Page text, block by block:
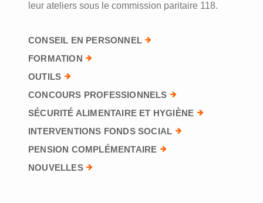
leur ateliers sous le commission paritaire 118.
CONSEIL EN PERSONNEL
FORMATION
OUTILS
CONCOURS PROFESSIONNELS
SÉCURITÉ ALIMENTAIRE ET HYGIÈNE
INTERVENTIONS FONDS SOCIAL
PENSION COMPLÉMENTAIRE
NOUVELLES